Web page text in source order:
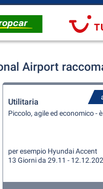
Airport
Utilitaria
Piccolo, agile ed economico -
per esempio Hyundai Accent
13 Giorni da 29.11 -